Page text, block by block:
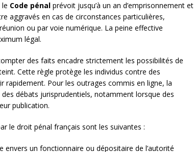
Code pénal prévoit jusqu’à un an d’emprisonnement et
aggravés en cas de circonstances particulières,
ou par voie numérique. La peine effective
légal.
des faits encadre strictement les possibilités de
Cette règle protège les individus contre des
rapidement. Pour les outrages commis en ligne, la
débats jurisprudentiels, notamment lorsque des
publication.
le droit pénal français sont les suivantes :
envers un fonctionnaire ou dépositaire de l’autorité